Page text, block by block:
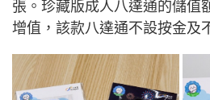
張。珍藏版成人八達通的儲值
增值，該款八達通不設按金及